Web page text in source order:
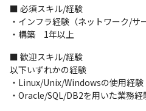
わせた案件をお任せできます。
実際に、上流工程の経験の無かっ
から上流工程へ移りたい」という
業の業務アプリ開発プロジェクト
ります。
■ 必須スキル/経験
・インフラ経験（ネットワーク/サ
・構築　1年以上
■ 歓迎スキル/経験
以下いずれかの経験
・Linux/Unix/Windowsの使用経験
・Oracle/SQL/DB2を用いた業務経